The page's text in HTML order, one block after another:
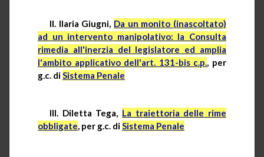
II. Ilaria Giugni, Da un monito (inascoltato)
ad un intervento manipolativo: la Consulta
rimedia all'inerzia del legislatore ed amplia
l'ambito applicativo dell'art. 131-bis c.p., per
g.c. diSistema Penale
III. Diletta Tega, La traiettoria delle rime
obbligate, per g.c. diSistema Penale